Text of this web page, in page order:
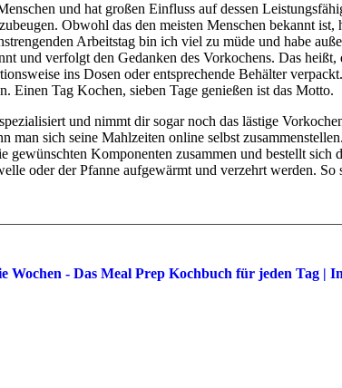
und hat großen Einfluss auf dessen
Obwohl das den meisten Menschen bekannt ist,
Arbeitstag bin ich viel zu müde und habe
und verfolgt den Gedanken des Vorkochens. Das heißt,
ins Dosen oder entsprechende Behälter
Einen Tag Kochen, sieben Tage genießen ist das Motto.
und nimmt dir sogar noch das lästige
man sich seine Mahlzeiten online selbst
Komponenten zusammen und bestellt
oder der Pfanne aufgewärmt und verzehrt werden.
Wochen - Das Meal Prep Kochbuch für jeden Tag |